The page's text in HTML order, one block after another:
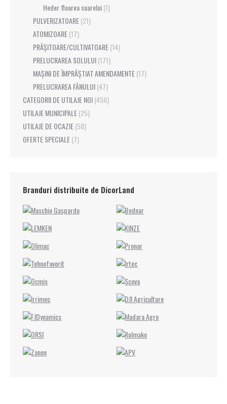
Heder floarea soarelui(1)
PULVERIZATOARE(21)
ATOMIZOARE(17)
PRĂȘITOARE/CULTIVATOARE(14)
PRELUCRAREA SOLULUI(171)
MAȘINI DE ÎMPRĂȘTIAT AMENDAMENTE(17)
PRELUCRAREA FÂNULUI(47)
CATEGORII DE UTILAJE NOI(456)
UTILAJE MUNICIPALE(25)
UTILAJE DE OCAZIE(58)
OFERTE SPECIALE(7)
Branduri distribuite de DicorLand